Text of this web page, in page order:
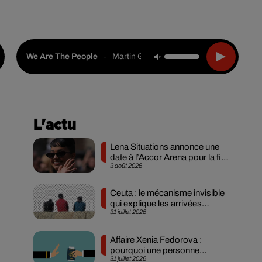
We Are The People - Martin Garrix Feat. Bono & The Edge
L'actu
3 août 2026
Lena Situations annonce une
date à l’Accor Arena pour la fin
des...
31 juillet 2026
Ceuta : le mécanisme invisible
qui explique les arrivées
massives...
31 juillet 2026
Affaire Xenia Fedorova :
pourquoi une personne